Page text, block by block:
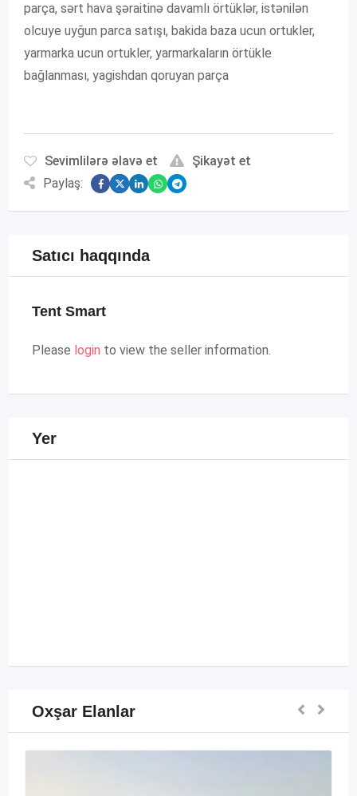
parça, sərt hava şəraitinə davamlı örtüklər, istənilən
olcuye uyğun parca satışı, bakida baza ucun ortukler,
yarmarka ucun ortukler, yarmarkaların örtükle
bağlanması, yagishdan qoruyan parça
Sevimlilərə əlavə et
Şikayət et
Paylaş:
Satıcı haqqında
Tent Smart
Please login to view the seller information.
Yer
Oxşar Elanlar